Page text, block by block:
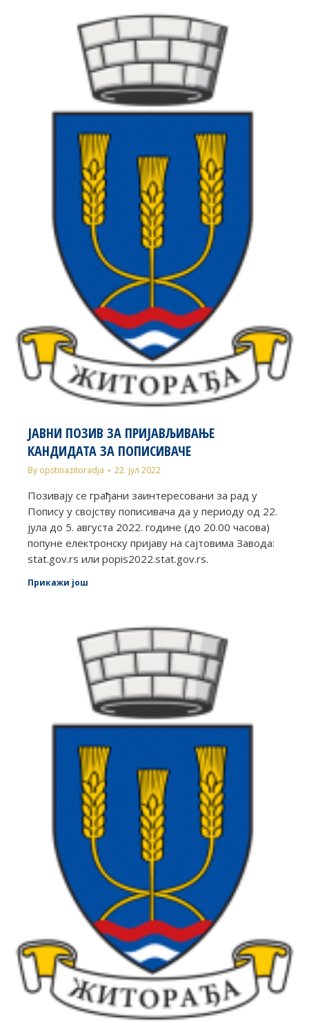
ЈАВНИ ПОЗИВ ЗА ПРИЈАВЉИВАЊЕ
КАНДИДАТА ЗА ПОПИСИВАЧЕ
By opstinazitoradja 22. јул 2022
Позивају се грађани заинтересовани за рад у
Попису у својству пописивача да у периоду од 22.
јула до 5. августа 2022. године (до 20.00 часова)
попуне електронску пријаву на сајтовима Завода:
stat.gov.rs или popis2022.stat.gov.rs.
Прикажи још